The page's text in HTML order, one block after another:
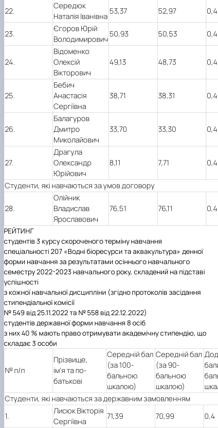
22.
Середюк
Наталія Іванівна
53,37 52,97 0,4
23.
Єгоров Юрій
Володимирович
50,93 50,53 0,4
24.
Відоменко
Олексій
Вікторович
49,13 48,73 0,4
25.
Бебич
Анастасія
Сергіївна
38,71 38,31 0,4
26.
Балагуров
Дмитро
Миколайович
33,70 33,30 0,4
27.
Драгула
Олександр
Юрійович
8,11 7,71 0,4
Студенти, які навчаються за умов договору
28.
Олійник
Владислав
Ярославович
76,51 76,11 0,4
РЕЙТИНГ
студентів 3 курсу скороченого терміну навчання
спеціальності 207 «Водні біоресурси та аквакультура» денної
форми навчання за результатами осіннього навчального
семестру 2022-2023 навчального року, складений на підставі
успішності
з кожної навчальної дисципліни (згідно протоколів засідання
стипендіальної комісії
№ 549 від 25.11.2022 та № 558 від 22.12.2022)
студентів державної форми навчання 8 осіб
з них 40 % мають право отримувати академічну стипендію, що
складає 3 особи
№ п/п
Прізвище,
ім’я та по-
батькові
Середній бал
(за 100-
бальною
шкалою)
Середній бал
(за 90-
бальною
шкалою)
Студенти, які навчаються за державним замовленням
1.
Лисюк Вікторія
Сергіївна
71,39 70,99 0,4